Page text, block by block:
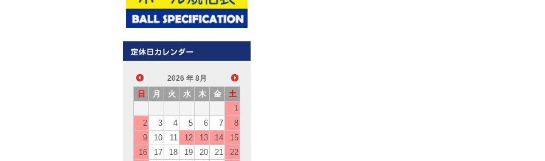
2026 年 8月
日 月 火 水 木 金
土
1
2
3 4 5 6 7
8
9
10 11 12 13 14
15
16
17 18 19 20 21
22